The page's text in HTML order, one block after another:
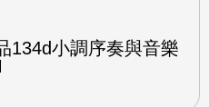
134d小調序奏與音樂